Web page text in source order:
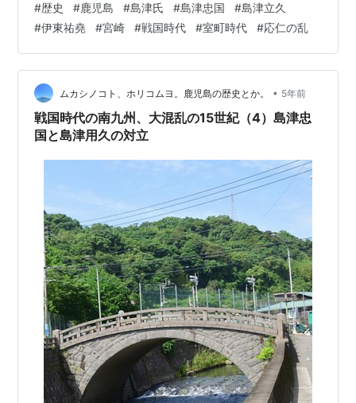
を制圧、豊州家のはじまり 日向方面の国替え 忠国の三男
が伊作氏に入る 蒲生氏が蒲生院を失う 島津忠国の追放、
島津立久が実権を握る 相州家の成立もこの頃か 渋谷一族
を懐柔か 市来氏の没落 伊東氏と和睦 応仁の乱、島津は
傍観す 島津忠国が逝く 北薩摩は島津用…
#歴史 #鹿児島 #島津氏 #島津忠国 #島津立久
#伊東祐堯 #宮崎 #戦国時代 #室町時代 #応仁の乱
ムカシノコト、ホリコムヨ。鹿児島の歴史とか。 • 5年前
戦国時代の南九州、大混乱の15世紀（4）島津忠
国と島津用久の対立